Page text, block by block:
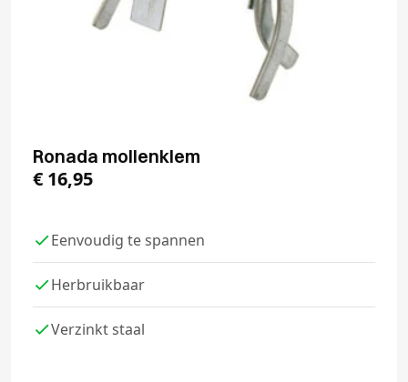
Ronada mollenklem
€ 16,95
Eenvoudig te spannen
Herbruikbaar
Verzinkt staal